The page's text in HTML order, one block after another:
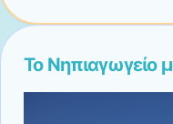
Το Νηπιαγωγείο